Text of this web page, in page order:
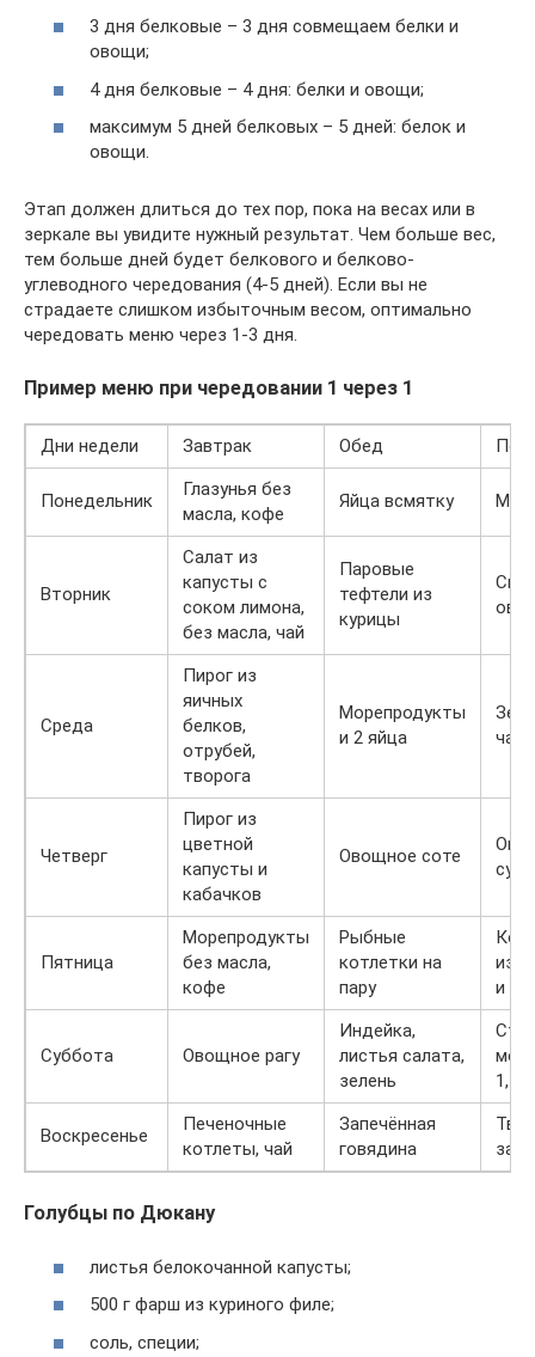
3 дня белковые – 3 дня совмещаем белки и
овощи;
4 дня белковые – 4 дня: белки и овощи;
максимум 5 дней белковых – 5 дней: белок и
овощи.
Этап должен длиться до тех пор, пока на весах или в
зеркале вы увидите нужный результат. Чем больше вес,
тем больше дней будет белкового и белково-
углеводного чередования (4-5 дней). Если вы не
страдаете слишком избыточным весом, оптимально
чередовать меню через 1-3 дня.
Пример меню при чередовании 1 через 1
Дни недели Завтрак Обед
Понедельник
Глазунья без
масла, кофе
Яйца всмятку
Вторник
Салат из
капусты с
соком лимона,
без масла, чай
Паровые
тефтели из
курицы
Среда
Пирог из
яичных
белков,
отрубей,
творога
Морепродукты
и 2 яйца
чай
Четверг
Пирог из
цветной
капусты и
кабачков
Овощное соте
Пятница
Морепродукты
без масла,
кофе
Рыбные
котлетки на
пару
из
и
Суббота Овощное рагу
Индейка,
листья салата,
зелень
1,5%
Воскресенье
Печеночные
котлеты, чай
Запечённая
говядина
Голубцы по Дюкану
листья белокочанной капусты;
500 г фарш из куриного филе;
соль, специи;